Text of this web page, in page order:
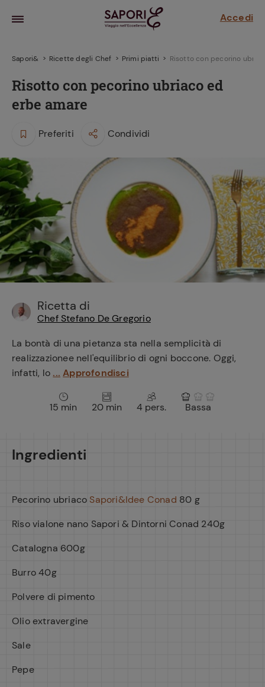
Accedi
e
ricetta
il
frutta
sensi di
Sapori& Ricette degli Chef Primi piatti Risotto con pecorino
Risotto con pecorino ubriaco ed
erbe amare
Preferiti Condividi
Ricetta di
Chef Stefano De Gregorio
La bontà di una pietanza sta nella semplicità di
realizzazionee nell'equilibrio di ogni boccone. Oggi,
infatti, lo ... Approfondisci
15 min 20 min 4 pers. Bassa
Ingredienti
Pecorino ubriaco Sapori&Idee Conad 80 g
Riso vialone nano Sapori & Dintorni Conad 240g
Catalogna 600g
Burro 40g
Polvere di pimento
Olio extravergine
Sale
Pepe